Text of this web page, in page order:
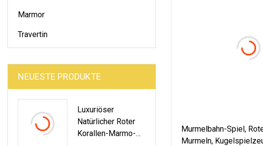
Marmor
Travertin
NEUESTE PRODUKTE
Luxuriöser
Natürlicher Roter
Korallen-Marmo-
Murmelbahn-Spiel,
Murmeln,